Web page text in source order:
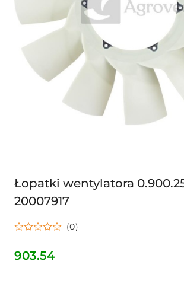
Łopatki wentylatora
20007917
(0)
Cena:
903.54